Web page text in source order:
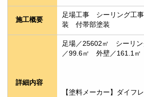
施工概要
足場工事　シーリング工
装　付帯部塗装
詳細内容
足場／25602㎡　シーリ
／99.6㎡　外壁／161.1㎡
【塗料メーカー】ダイフ